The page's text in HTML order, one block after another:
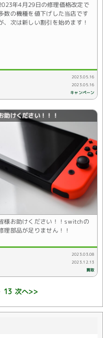
年4月29日の修理価格改定で
数の機種を値下げした当店です
、次は新しい割引を始めます！
2023.05.16
2023.05.16
キャンペーン
助けください！！！
様お助けください！！switchの
理部品が足りません！！
2023.03.08
2023.12.13
買取
13 次へ>>